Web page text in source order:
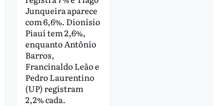
Junqueira aparece
com 6,6%. Dionísio
Piauí tem 2,6%,
enquanto Antônio
Barros,
Francinaldo Leão e
Pedro Laurentino
(UP) registram
2,2% cada.